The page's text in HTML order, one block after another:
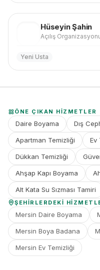
HüseyinŞahin
Açılış
Yeni Usta
ÖNE ÇIKAN HIZMETLER
Daire Boyama Dış
Apartman Temizliği Ev
Dükkan Temizliği
Ahşap Kapı Boyama
Alt Kata Su Sızması Tamiri
ŞEHIRLERDEKI
Mersin Daire Boyama
Mersin Boya Badana
Mersin Ev Temizliği